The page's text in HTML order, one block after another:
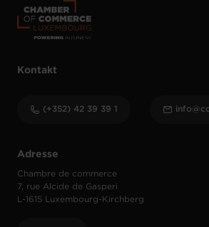
Adresse
Chambre de commerce
7, rue Alcide de Gasperi
L-1615 Luxembourg-Kirchberg
Kontakt
(+352) 42 39 39 1